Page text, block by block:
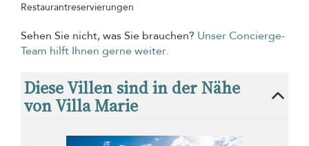
Restaurantreservierungen
Sehen Sie nicht, was Sie brauchen? Unser Concierge-
Team hilft Ihnen gerne weiter.
Diese Villen sind in der Nähe
von Villa Marie